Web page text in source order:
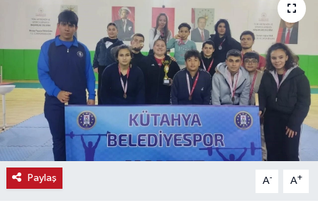
Paylaş A- A+
Haber
Haber İlanlar
Kültür-Sanat
Magazin
Resmi İlanlar